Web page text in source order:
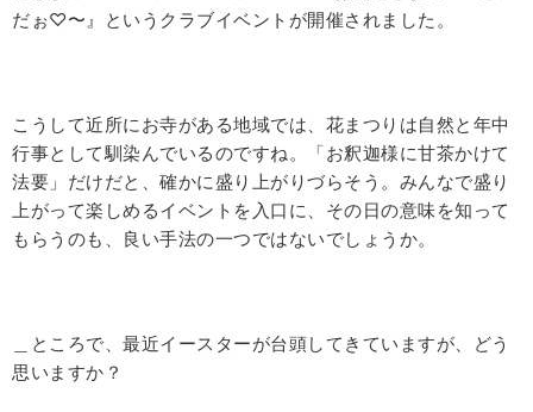
だぉ♡〜』というクラブイベントが開催されました。
こうして近所にお寺がある地域では、花まつりは自然と年中
行事として馴染んでいるのですね。「お釈迦様に甘茶かけて
法要」だけだと、確かに盛り上がりづらそう。みんなで盛り
上がって楽しめるイベントを入口に、その日の意味を知って
もらうのも、良い手法の一つではないでしょうか。
＿ところで、最近イースターが台頭してきていますが、どう
思いますか？